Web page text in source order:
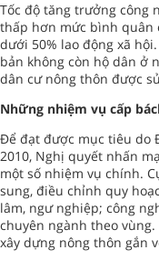
Tốc độ tăng trưởng công
thấp hơn mức bình quân
dưới 50% lao động xã
bản không còn hộ dân ở
dân cư nông thôn được
Những nhiệm vụ cấp
Ðể đạt được mục tiêu do
2010, Nghị quyết nhấn
một số nhiệm vụ chính.
sung, điều chỉnh quy
lâm, ngư nghiệp; công
chuyên ngành theo
xây dựng nông thôn gắn